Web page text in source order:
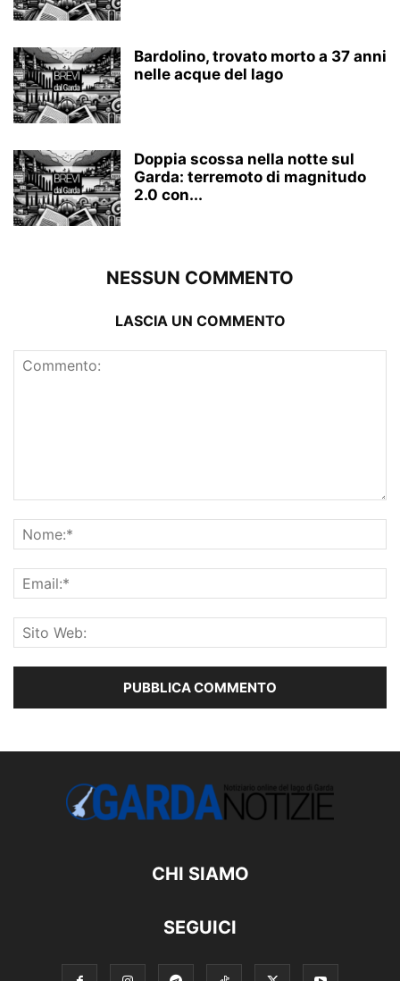
Bardolino, trovato morto a 37 anni
nelle acque del lago
Doppia scossa nella notte sul
Garda: terremoto di magnitudo
2.0 con...
NESSUN COMMENTO
LASCIA UN COMMENTO
CHI SIAMO
SEGUICI